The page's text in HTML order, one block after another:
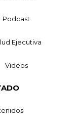
Podcast
Ejecutiva
Videos